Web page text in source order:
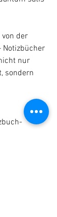
der
Notizbücher
nur
sondern